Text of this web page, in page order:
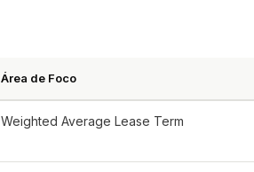
Área de Foco
Weighted Average Lease Term